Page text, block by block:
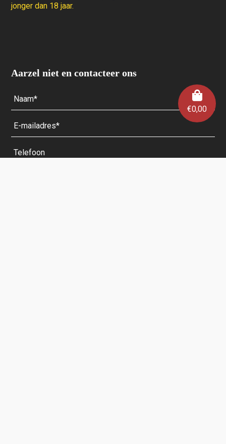
€0,00
jonger dan 18 jaar.
Aarzel niet en contacteer ons